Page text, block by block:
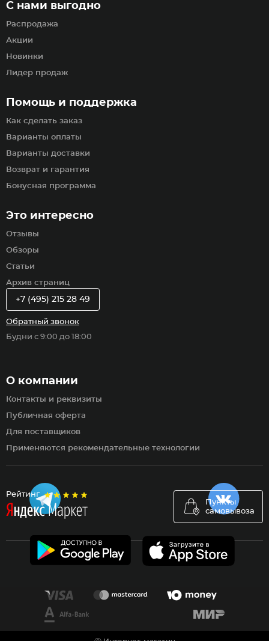
Рейтинг
Пункты
самовывоза
Помощь и поддержка
Как сделать заказ
Варианты оплаты
Варианты доставки
Возврат и гарантия
Бонусная программа
С нами выгодно
Распродажа
Акции
Новинки
Лидер продаж
Это интересно
Отзывы
Обзоры
Статьи
Архив страниц
О компании
Контакты и реквизиты
Публичная оферта
Для поставщиков
Применяются рекомендательные технологии
+7 (495) 215 28 49
Обратный звонок
Будни с 9:00 до 18:00